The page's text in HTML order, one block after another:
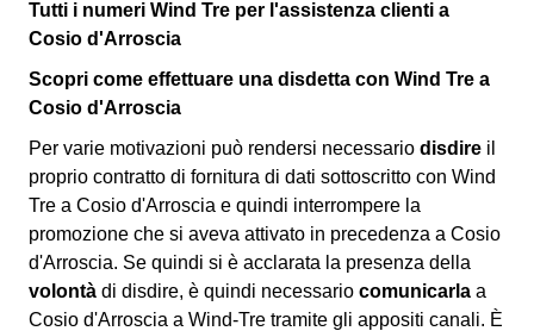
Tutti i numeri Wind Tre per l'assistenza clienti a
Cosio d'Arroscia
Scopri come effettuare una disdetta con Wind Tre a
Cosio d'Arroscia
Per varie motivazioni può rendersi necessario disdire il
proprio contratto di fornitura di dati sottoscritto con Wind
Tre a Cosio d'Arroscia e quindi interrompere la
promozione che si aveva attivato in precedenza a Cosio
d'Arroscia. Se quindi si è acclarata la presenza della
volontà di disdire, è quindi necessario comunicarla a
Cosio d'Arroscia a Wind-Tre tramite gli appositi canali. È